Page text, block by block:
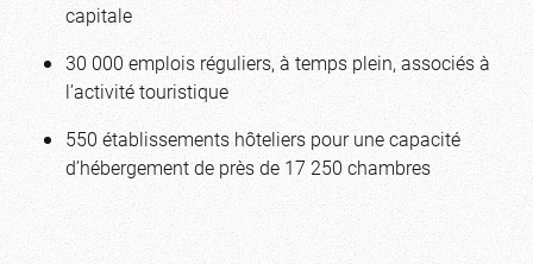
capitale
30 000 emplois réguliers, à temps plein, associés à
l’activité touristique
550 établissements hôteliers pour une capacité
d’hébergement de près de 17 250 chambres